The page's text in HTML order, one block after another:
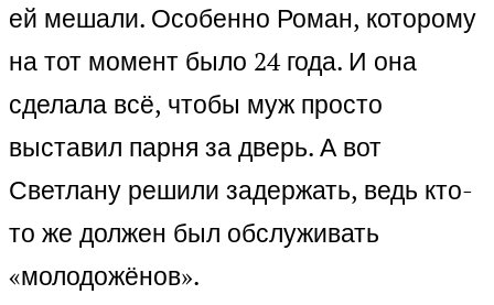
ей мешали. Особенно Роман, которому
на тот момент было 24 года. И она
сделала всё, чтобы муж просто
выставил парня за дверь. А вот
Светлану решили задержать, ведь кто-
то же должен был обслуживать
«молодожёнов».